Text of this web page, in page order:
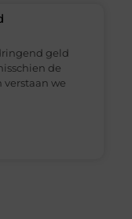
geld
de
verstaan we